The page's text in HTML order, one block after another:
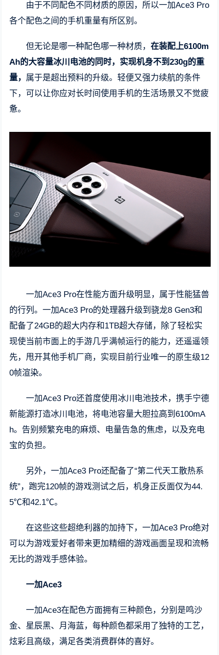
由于不同配色不同材质的原因，所以一加Ace3 Pro
各个配色之间的手机重量有所区别。
但无论是哪一种配色哪一种材质，在装配上6100m
Ah的大容量冰川电池的同时，实现机身不到230g的重
量， 属于是超出预料的升级。轻便又强力续航的条件
下，可以让你应对长时间使用手机的生活场景又不觉疲
惫。
一加Ace3 Pro在性能方面升级明显，属于性能猛兽
的行列。一加Ace3 Pro的处理器升级到骁龙8 Gen3和
配备了24GB的超大内存和1TB超大存储，除了轻松实
现使当前市面上的手游几乎满帧运行的能力，还遥遥领
先，甩开其他手机厂商，实现目前行业唯一的原生级12
0帧渲染。
一加Ace3 Pro还首度使用冰川电池技术，携手宁德
新能源打造冰川电池，将电池容量大胆拉高到6100mA
h。告别频繁充电的麻烦、电量告急的焦虑，以及充电
宝的负担。
另外，一加Ace3 Pro还配备了“第二代天工散热系
统”，跑完120帧的游戏测试之后，机身正反面仅为44.
5℃和42.1℃。
在这些这些超绝利器的加持下，一加Ace3 Pro绝对
可以为游戏爱好者带来更加精细的游戏画面呈现和流畅
无比的游戏手感体验。
一加Ace3
一加Ace3在配色方面拥有三种颜色，分别是鸣沙
金、星辰黑、月海蓝，每种颜色都采用了独特的工艺，
炫彩且高级，满足各类消费群体的喜好。